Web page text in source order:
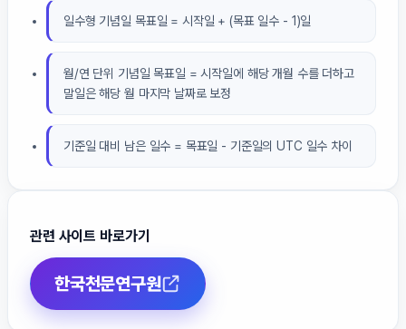
일수형 기념일 목표일 = 시작일 + (목표 일수 - 1)일
월/연 단위 기념일 목표일 = 시작일에 해당 개월 수를 더하고
말일은 해당 월 마지막 날짜로 보정
기준일 대비 남은 일수 = 목표일 - 기준일의 UTC 일수 차이
관련 사이트 바로가기
한국천문연구원